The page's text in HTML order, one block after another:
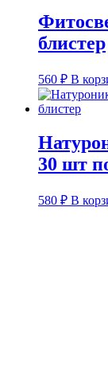
блистер
560 ₽ В
30 шт
580 ₽ В